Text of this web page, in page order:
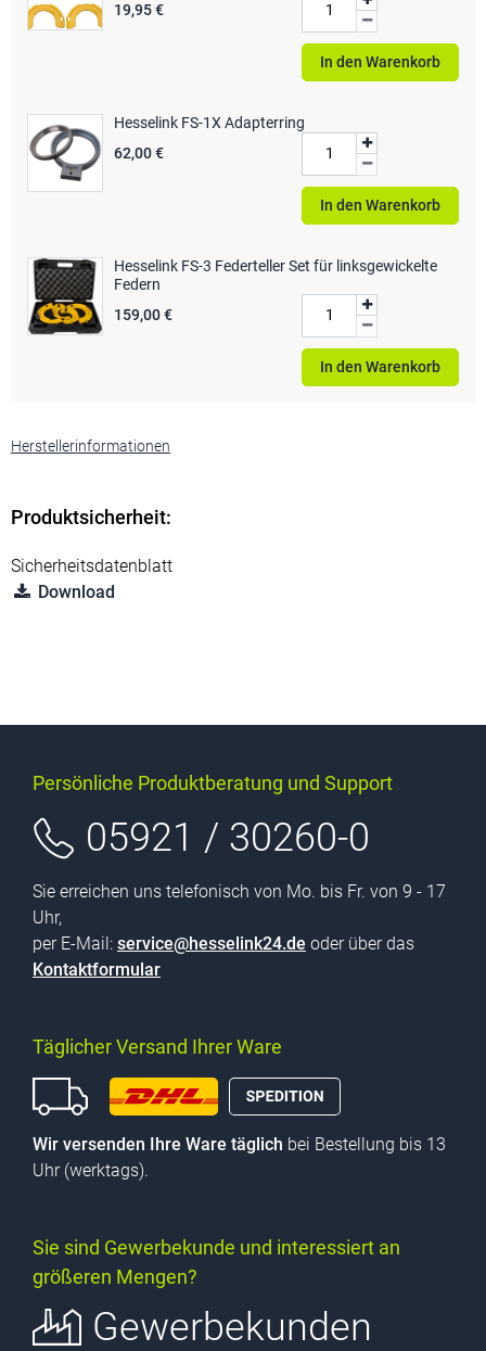
19,95 €
In den Warenkorb
Hesselink FS-1X Adapterring
62,00 €
In den Warenkorb
Hesselink FS-3 Federteller Set für linksgewickelte
Federn
159,00 €
In den Warenkorb
Herstellerinformationen
Produktsicherheit:
Sicherheitsdatenblatt
Download
Persönliche Produktberatung und Support
05921 / 30260-0
Sie erreichen uns telefonisch von Mo. bis Fr. von 9 - 17
Uhr,
per E-Mail: service@hesselink24.de oder über das
Kontaktformular
Täglicher Versand Ihrer Ware
Wir versenden Ihre Ware täglich bei Bestellung bis 13
Uhr (werktags).
Sie sind Gewerbekunde und interessiert an
größeren Mengen?
Gewerbekunden